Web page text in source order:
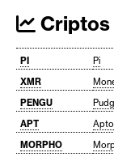
Criptos
PI Pi
XMR
PENGU
APT
MORPHO